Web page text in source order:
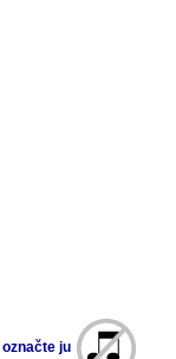
označte ju